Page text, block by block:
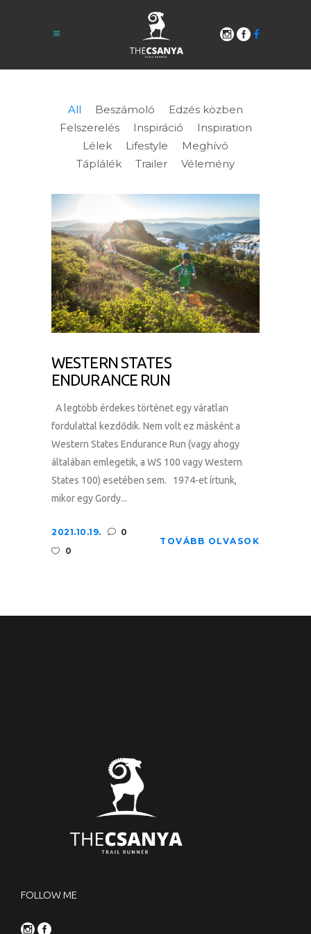
All Beszámoló
Edzés közben
Felszerelés
Inspiráció
Inspiration
Lélek
Lifestyle
Meghívó
Táplálék
Trailer Vélemény
WESTERN STATES
ENDURANCE RUN
A legtöbb érdekes történet egy váratlan
fordulattal kezdődik. Nem volt ez másként a
Western States Endurance Run (vagy ahogy
általában emlegetik, a WS 100 vagy Western
States 100) esetében sem. 1974-et írtunk,
mikor egy Gordy...
2021.10.19.
0
0
TOVÁBB OLVASOK
FOLLOW ME